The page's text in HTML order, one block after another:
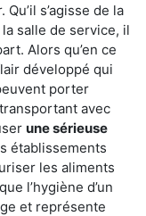
s’agisse de la
salle de service, il
Alors qu’en ce
développé qui
porter
avec
une sérieuse
établissements
les aliments
l’hygiène d’un
et représente